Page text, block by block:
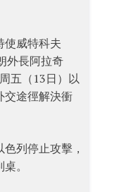
使威特科夫
外長阿拉奇
五（13日）以
交途徑解決衝
列停止攻擊，
。